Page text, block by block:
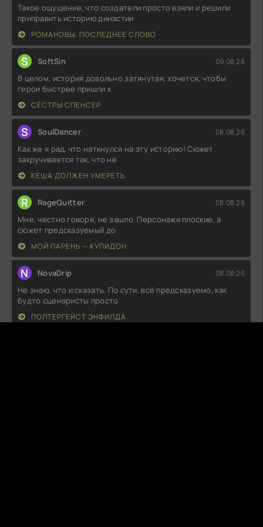
Такое ощущение, что создатели просто взяли и решили
приправить историю династии
РОМАНОВЫ. ПОСЛЕДНЕЕ СЛОВО
S SoftSin 09.08.26
В целом, история довольно затянутая, хочется, чтобы
герои быстрее пришли к
СЁСТРЫ СПЕНСЕР
S SoulDancer 08.08.26
Как же я рад, что наткнулся на эту историю! Сюжет
закручивается так, что не
КЕША ДОЛЖЕН УМЕРЕТЬ
R RageQuitter 08.08.26
Мне, честно говоря, не зашло. Персонажи плоские, а
сюжет предсказуемый до
МОЙ ПАРЕНЬ — КУПИДОН
N NovaDrip 08.08.26
Не знаю, что и сказать. По сути, всё предсказуемо, как
будто сценаристы просто
ПОЛТЕРГЕЙСТ ЭНФИЛДА